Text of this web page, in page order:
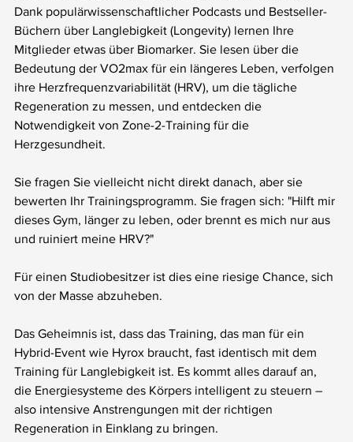
Dank populärwissenschaftlicher Podcasts und Bestseller-
Büchern über Langlebigkeit (Longevity) lernen Ihre
Mitglieder etwas über Biomarker. Sie lesen über die
Bedeutung der VO2max für ein längeres Leben, verfolgen
ihre Herzfrequenzvariabilität (HRV), um die tägliche
Regeneration zu messen, und entdecken die
Notwendigkeit von Zone-2-Training für die
Herzgesundheit.
Sie fragen Sie vielleicht nicht direkt danach, aber sie
bewerten Ihr Trainingsprogramm. Sie fragen sich: "Hilft mir
dieses Gym, länger zu leben, oder brennt es mich nur aus
und ruiniert meine HRV?"
Für einen Studiobesitzer ist dies eine riesige Chance, sich
von der Masse abzuheben.
Das Geheimnis ist, dass das Training, das man für ein
Hybrid-Event wie Hyrox braucht, fast identisch mit dem
Training für Langlebigkeit ist. Es kommt alles darauf an,
die Energiesysteme des Körpers intelligent zu steuern –
also intensive Anstrengungen mit der richtigen
Regeneration in Einklang zu bringen.